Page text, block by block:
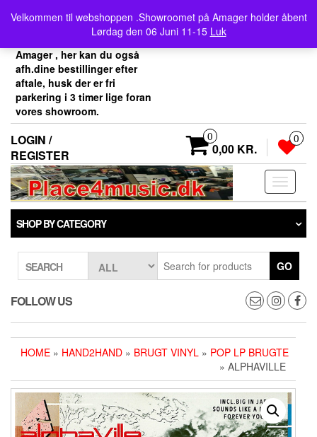
content
Velkommen til webshoppen .Showroomet på Amager holder åbent
Lørdag den 06 Juni 11-15 Luk
Velkommen her i
Place4music`s webshop .
Vores showroom ligger på
Amager , her kan du også
afh.dine bestillinger efter
aftale, husk der er fri
parkering i 3 timer lige foran
vores showroom.
LOGIN /
REGISTER
0
0,00 KR.
0
Toggle
SHOP BY CATEGORY
SEARCH GO
FOLLOW US
HOME » HAND2HAND » BRUGT VINYL » POP LP BRUGTE
» ALPHAVILLE ‎